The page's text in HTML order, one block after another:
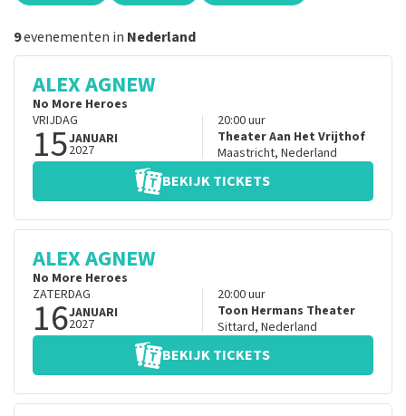
9evenementen in Nederland
ALEX AGNEW
No More Heroes
VRIJDAG
15JANUARI
2027
20:00uur
Theater Aan Het Vrijthof
Maastricht, Nederland
BEKIJK TICKETS
ALEX AGNEW
No More Heroes
ZATERDAG
16JANUARI
2027
20:00uur
Toon Hermans Theater
Sittard, Nederland
BEKIJK TICKETS